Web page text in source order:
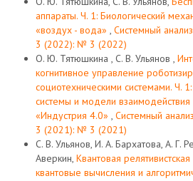
аппараты. Ч. 1: Биологический
«воздух - вода» , Системный
3 (2022): № 3 (2022)
О. Ю. Тятюшкина , С. В. Ульянов ,
когнитивное управление
социотехническими системами. Ч.
системы и модели
«Индустрия 4.0» , Системный
3 (2021): № 3 (2021)
С. В. Ульянов, И. А. Бархатова, А. Г.
Аверкин, Квантовая
квантовые вычисления и